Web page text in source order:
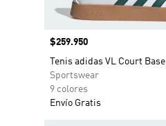
Precio
$259.950
Tenis adidas VL Court Base
Sportswear
9 colores
Envío Gratis